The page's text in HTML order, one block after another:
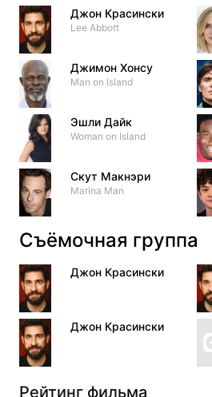
Джон Красински
Lee Abbott
Джимон Хонсу
Man on Island
Эшли Дайк
Woman on Island
Скут Макнэри
Marina Man
Съёмочная группа
Джон Красински
Джон Красински
Рейтинг фильма